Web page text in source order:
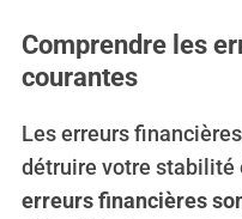
Comprendre les
courantes
Les erreurs
détruire votre stabilité
erreurs financières